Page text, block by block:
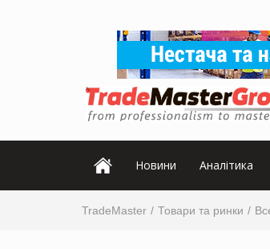
Новини Аналітика
TradeMaster Товари та ринки